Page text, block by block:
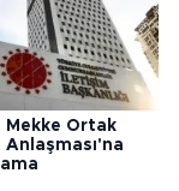
Mekke Ortak
Anlaşması'na